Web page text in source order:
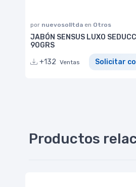
por nuevosolltda en Otros
JABÓN SENSUS LUXO
90GRS
+132 Ventas Solicitar
Productos